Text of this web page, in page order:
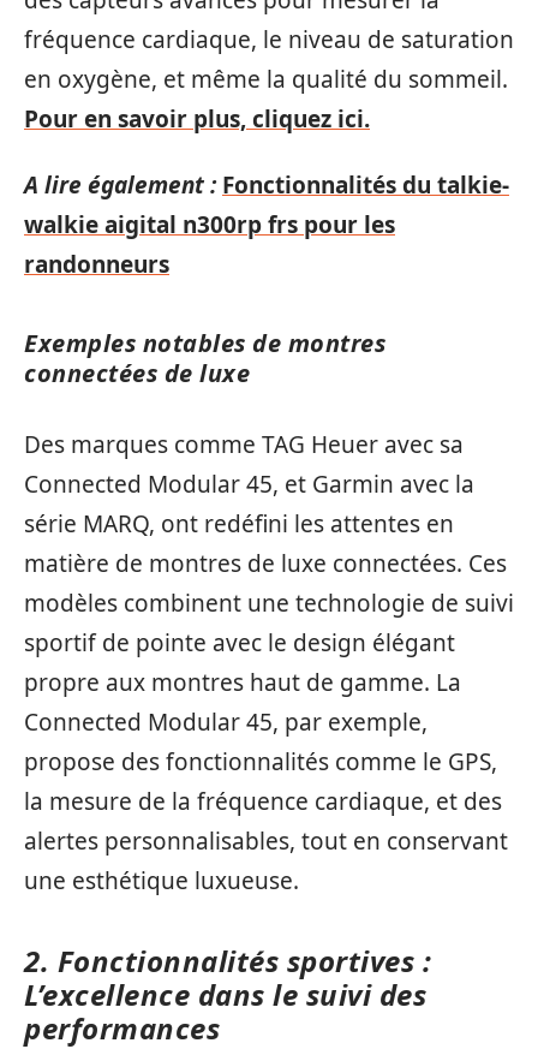
fréquence cardiaque, le niveau de saturation
en oxygène, et même la qualité du sommeil.
Pour en savoir plus, cliquez ici.
A lire également : Fonctionnalités du talkie-
walkie aigital n300rp frs pour les
randonneurs
Exemples notables de montres
connectées de luxe
Des marques comme TAG Heuer avec sa
Connected Modular 45, et Garmin avec la
série MARQ, ont redéfini les attentes en
matière de montres de luxe connectées. Ces
modèles combinent une technologie de suivi
sportif de pointe avec le design élégant
propre aux montres haut de gamme. La
Connected Modular 45, par exemple,
propose des fonctionnalités comme le GPS,
la mesure de la fréquence cardiaque, et des
alertes personnalisables, tout en conservant
une esthétique luxueuse.
2. Fonctionnalités sportives :
L’excellence dans le suivi des
performances